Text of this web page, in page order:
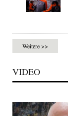
Weitere >>
VIDEO